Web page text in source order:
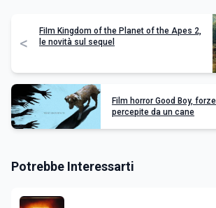
<
FiIm Kingdom of the Planet of the Apes 2,
le novità sul sequel
Film horror Good Boy,
percepite da un cane
Potrebbe Interessarti